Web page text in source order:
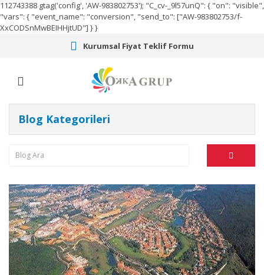
112743388 gtag('config', 'AW-983802753'); "C_cv-_9l57unQ": { "on": "visible",
"vars": { "event_name": "conversion", "send_to": ["AW-983802753/f-
XxCODSnMwBEIHHjtUD"] } }
Kurumsal Fiyat Teklif Formu
Blog Kategorileri